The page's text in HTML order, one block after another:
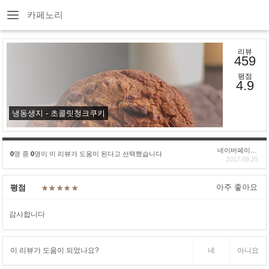
카페노리
냉동생지 - 초콜릿청크쿠키
리뷰
459
평점
4.9
0명 중 0명이 이 리뷰가 도움이 된다고 선택했습니다
2017.09.25
평점 아주 좋아요
감사합니다
이 리뷰가 도움이 되었나요? 네 아니요